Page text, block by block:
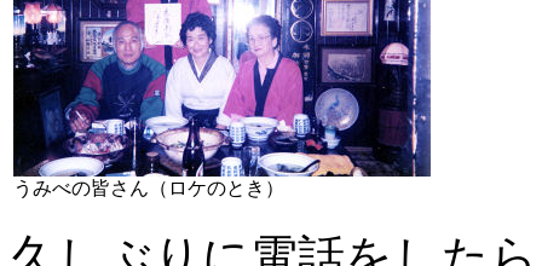
うみべの皆さん（ロケのとき）